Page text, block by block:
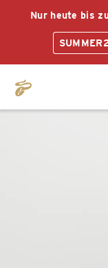
Nur heute bis